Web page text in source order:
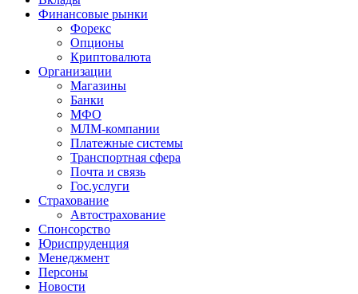
Финансовые рынки
Форекс
Опционы
Криптовалюта
Организации
Магазины
Банки
МФО
МЛМ-компании
Платежные системы
Транспортная сфера
Почта и связь
Гос.услуги
Страхование
Автострахование
Спонсорство
Юриспруденция
Менеджмент
Персоны
Новости